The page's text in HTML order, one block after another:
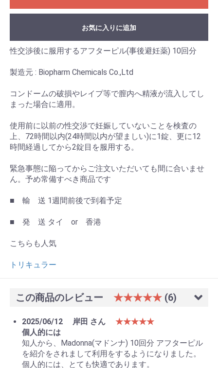
お気に入りに追加
性交渉後に服用するアフターピル(事後避妊薬) 10回分
製造元 : Biopharm Chemicals Co.,Ltd
コンドームの破損やレイプ等で膣内へ精液が流入してし
まった場合に適用。
使用前に以前の性交渉で妊娠していないことを検査の
上、72時間以内(24時間以内が望ましい)に1錠、更に12
時間経過してから2錠目を服用する。
緊急事態に陥ってからご注文いただいても間に合いませ
ん。予め常備すべき商品です
■ 輸 送 1週間前後で到着予定
■ 発 送 タイ or 香港
こちらも人気
トリキュラー
この商品のレビュー ★★★★★ (6)
2025/06/12 岸田 さん
★★★★★
個人的には
知人から、Madonna(マドンナ) 10回分 アフターピル
を紹介をされまして利用をするようになりました。
個人的には、とても快適であります。